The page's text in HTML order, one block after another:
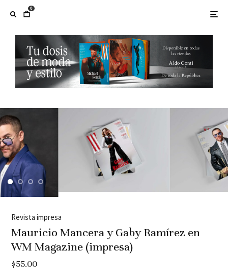
0
Revista impresa
Mauricio Mancera y Gaby Ramírez en
WM Magazine (impresa)
$55.00